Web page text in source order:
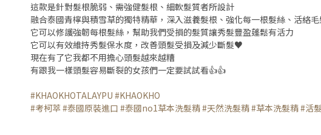
這款是針對髮根脆弱、需強健髮根、細軟髮質者所設計
融合泰國青檸與積雪草的獨特精華，深入滋養髮根、強化每一根髮絲、活絡
它可以修護強韌每根髮絲，幫助我們受損的髮質讓秀髮豐盈蓬鬆有活力
它可以有效維持秀髮保水度，改善頭髮受損及減少斷髮♥️
現在有了它我都不用擔心頭髮越來越糟
有跟我一樣頭髮容易斷裂的女孩們一定要試試看👍👍
#KHAOKHOTALAYPU #KHAOKHO
#考柯萃#泰國原裝進口 #泰國no1草本洗髮精#天然洗髮精#草本洗髮精#活